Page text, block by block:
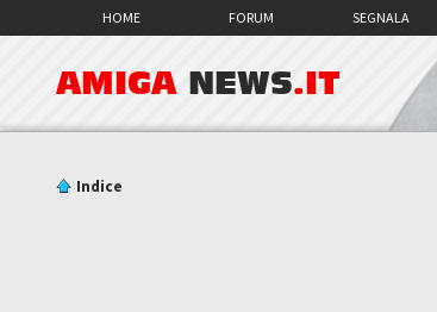
HOME FORUM SEGNALA
AMIGA NEWS.IT
Indice